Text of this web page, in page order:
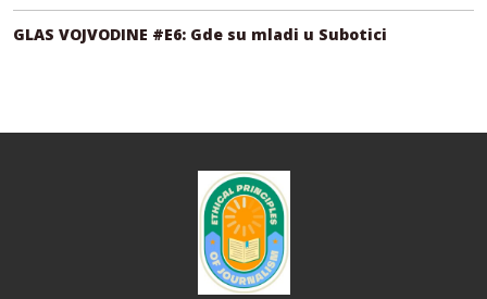
GLAS VOJVODINE #E6: Gde su mladi u Subotici